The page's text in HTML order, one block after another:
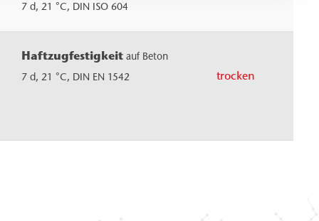
7 d, 21 °C, DIN ISO 604
Haftzugfestigkeit auf Beton
7 d, 21 °C, DIN EN 1542
trocken